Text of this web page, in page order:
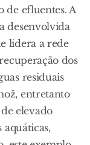
de efluentes. A
desenvolvida
lidera a rede
dos
residuais
entretanto
elevado
aquáticas,